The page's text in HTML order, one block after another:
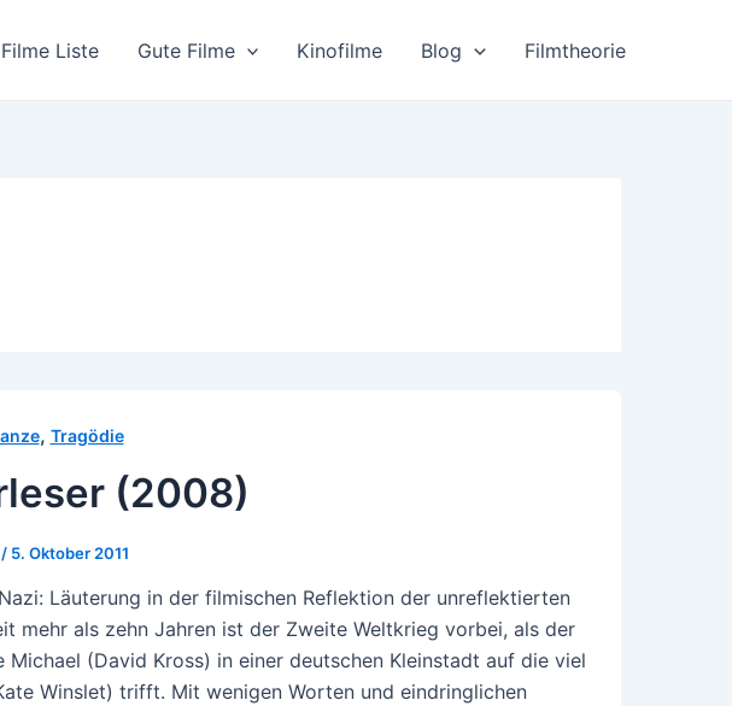
Filme Liste Gute Filme Kinofilme Blog Filmtheorie
, Tragödie
(2008)
/ 5. Oktober 2011
Läuterung in der filmischen Reflektion der unreflektierten
mehr als zehn Jahren ist der Zweite Weltkrieg vorbei, als der
Michael (David Kross) in einer deutschen Kleinstadt auf die viel
Winslet) trifft. Mit wenigen Worten und eindringlichen